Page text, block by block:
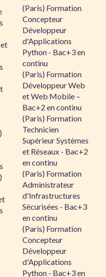
(Paris) Formation
Concepteur
Développeur
d'Applications
Python - Bac+3 en
continu
(Paris) Formation
Développeur Web
et Web Mobile –
Bac+2 en continu
(Paris) Formation
Technicien
Supérieur Systèmes
et Réseaux - Bac+2
en continu
(Paris) Formation
Administrateur
d'Infrastructures
Sécurisées - Bac+3
en continu
(Paris) Formation
Concepteur
Développeur
d'Applications
Python - Bac+3 en